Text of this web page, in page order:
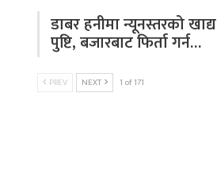
डाबर हनीमा न्यूनस्तरको
पुष्टि, बजारबाट फिर्ता गर्न…
PREV NEXT 1 of 171